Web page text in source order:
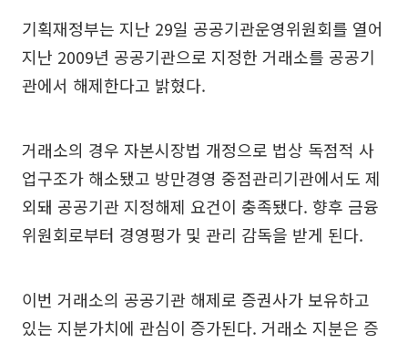
기획재정부는 지난 29일 공공기관운영위원회를 열어
지난 2009년 공공기관으로 지정한 거래소를 공공기
관에서 해제한다고 밝혔다.
거래소의 경우 자본시장법 개정으로 법상 독점적 사
업구조가 해소됐고 방만경영 중점관리기관에서도 제
외돼 공공기관 지정해제 요건이 충족됐다. 향후 금융
위원회로부터 경영평가 및 관리 감독을 받게 된다.
이번 거래소의 공공기관 해제로 증권사가 보유하고
있는 지분가치에 관심이 증가된다. 거래소 지분은 증